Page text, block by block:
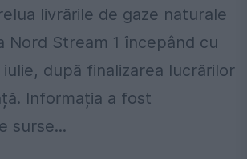
livrările de gaze naturale
Nord Stream 1 începând cu
iulie, după finalizarea lucrărilor
Informația a fost
surse...